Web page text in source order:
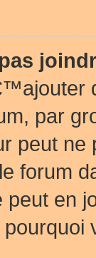
par
peut
forum
peut en